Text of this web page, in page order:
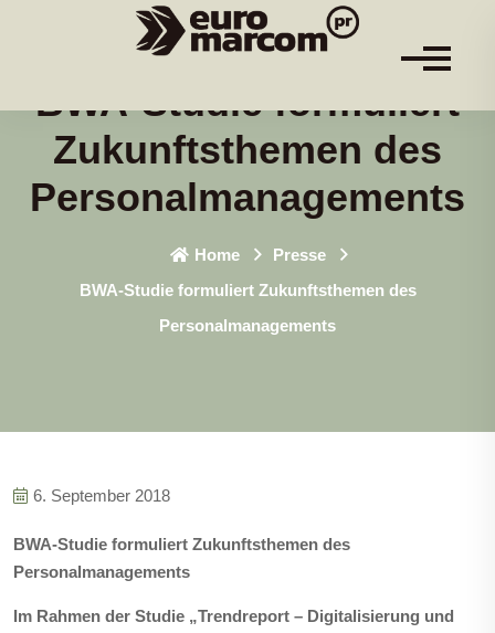
BWA-Studie formuliert
Zukunftsthemen des
Personalmanagements
Home
Presse
BWA-Studie formuliert Zukunftsthemen des
Personalmanagements
6. September 2018
BWA-Studie formuliert Zukunftsthemen des
Personalmanagements
Im Rahmen der Studie „Trendreport – Digitalisierung und